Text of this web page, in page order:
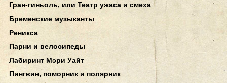
Гран-гиньоль, или Театр ужаса и смеха
Бременские музыканты
Реникса
Парни и велосипеды
Лабиринт Мэри Уайт
Пингвин, поморник и полярник